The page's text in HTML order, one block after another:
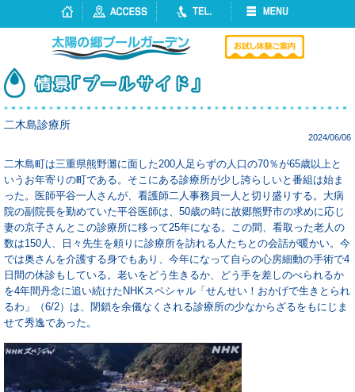
二木島診療所
2024/06/06
二木島町は三重県熊野灘に面した200人足らずの人口の70％が65歳以上と
いうお年寄りの町である。そこにある診療所が少し誇らしいと番組は始ま
った。医師平谷一人さんが、看護師二人事務員一人と切り盛りする。大病
院の副院長を勤めていた平谷医師は、50歳の時に故郷熊野市の求めに応じ
妻の京子さんとこの診療所に移って25年になる。この間、看取った老人の
数は150人、日々先生を頼りに診療所を訪れる人たちとの会話が暖かい。今
では奥さんを介護する身でもあり、今年になって自らの心房細動の手術で4
日間の休診もしている。老いをどう生きるか、どう手を差しのべられるか
を4年間丹念に追い続けたNHKスペシャル「せんせい！おかげで生きとられ
るわ」（6/2）は、閉鎖を余儀なくされる診療所の少なからざるをもにじま
せて秀逸であった。